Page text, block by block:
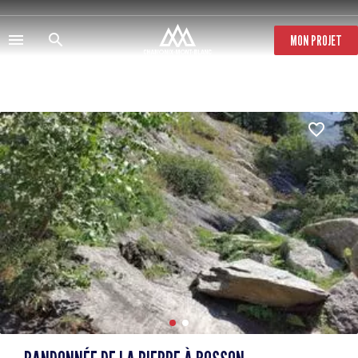
Aller
au
contenu
principal
MON PROJET